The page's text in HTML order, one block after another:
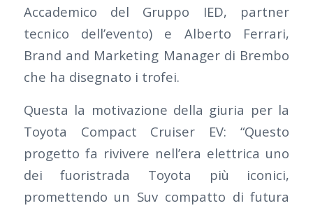
Accademico del Gruppo IED, partner
tecnico dell’evento) e Alberto Ferrari,
Brand and Marketing Manager di Brembo
che ha disegnato i trofei.
Questa la motivazione della giuria per la
Toyota Compact Cruiser EV: “Questo
progetto fa rivivere nell’era elettrica uno
dei fuoristrada Toyota più iconici,
promettendo un Suv compatto di futura